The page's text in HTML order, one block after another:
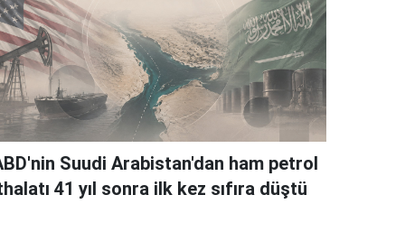
Suudi Arabistan'dan ham petrol
41 yıl sonra ilk kez sıfıra düştü